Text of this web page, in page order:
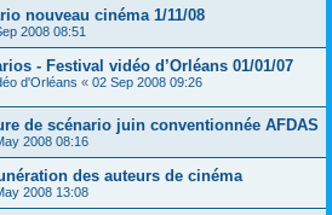
nouveau cinéma 1/11/08
2008 08:51
- Festival vidéo d’Orléans 01/01/07
d'Orléans « 02 Sep 2008 09:26
de scénario juin conventionnée AFDAS
2008 08:16
des auteurs de cinéma
2008 13:08